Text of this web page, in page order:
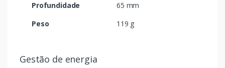
Profundidade
65 mm
Peso
119 g
Gestão de energia